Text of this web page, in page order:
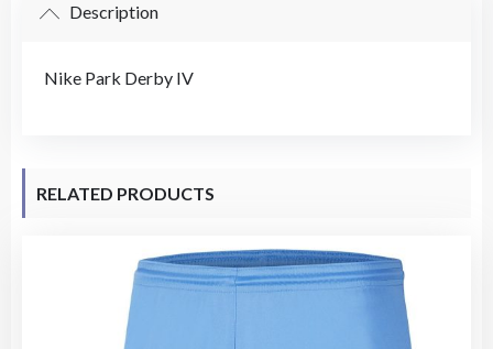
Description
Nike Park Derby IV
RELATED PRODUCTS